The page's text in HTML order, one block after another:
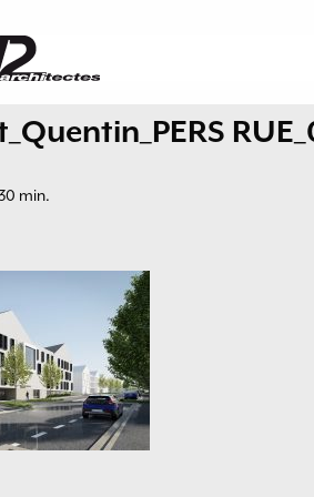
min.